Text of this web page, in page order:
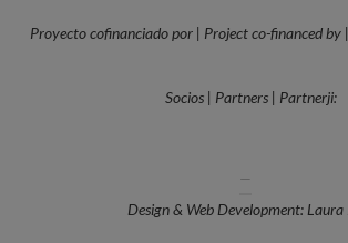
Proyecto cofinanciado por | Project co-financed by
Socios | Partners | Partnerji:
—
Design & Web Development: Laura